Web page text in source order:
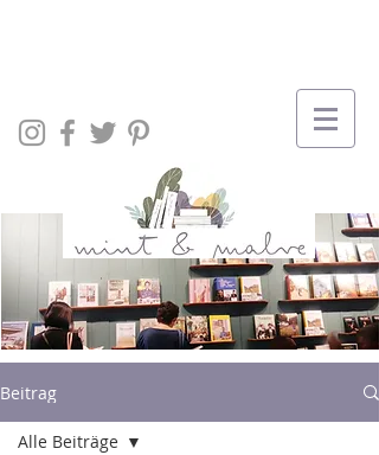
Beitrag
Alle Beiträge